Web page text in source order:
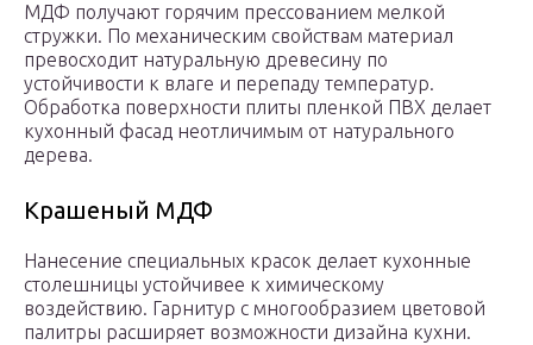
МДФ получают горячим прессованием мелкой
стружки. По механическим свойствам материал
превосходит натуральную древесину по
устойчивости к влаге и перепаду температур.
Обработка поверхности плиты пленкой ПВХ делает
кухонный фасад неотличимым от натурального
дерева.
Крашеный МДФ
Нанесение специальных красок делает кухонные
столешницы устойчивее к химическому
воздействию. Гарнитур с многообразием цветовой
палитры расширяет возможности дизайна кухни.